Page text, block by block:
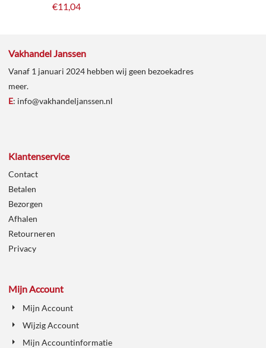
€11,04
Vakhandel Janssen
Vanaf 1 januari 2024 hebben wij geen bezoekadres
meer.
E: info@vakhandeljanssen.nl
Klantenservice
Contact
Betalen
Bezorgen
Afhalen
Retourneren
Privacy
Mijn Account
Mijn Account
Wijzig Account
Mijn Accountinformatie